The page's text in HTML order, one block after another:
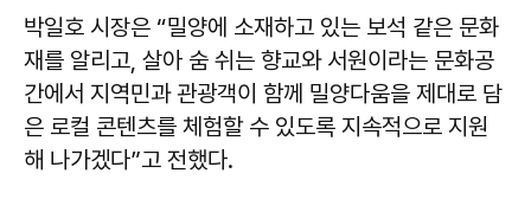
박일호 시장은 “밀양에 소재하고 있는 보석 같은 문화
재를 알리고, 살아 숨 쉬는 향교와 서원이라는 문화공
간에서 지역민과 관광객이 함께 밀양다움을 제대로 담
은 로컬 콘텐츠를 체험할 수 있도록 지속적으로 지원
해 나가겠다”고 전했다.